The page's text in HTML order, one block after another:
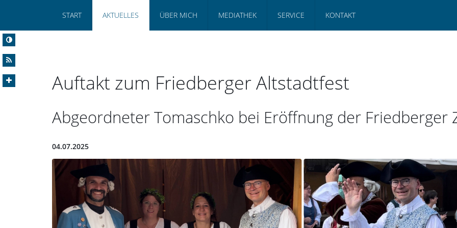
START AKTUELLES ÜBER MICH MEDIATHEK SERVICE KONTAKT
Auftakt zum Friedberger Altstadtfest
Abgeordneter Tomaschko bei Eröffnung der Friedberger
04.07.2025